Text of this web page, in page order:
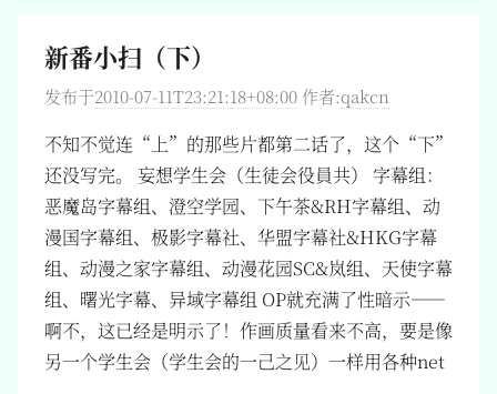
新番小扫（下）
发布于2010-07-11T23:21:18+08:00 作者:qakcn
不知不觉连“上”的那些片都第二话了，这个“下”
还没写完。 妄想学生会（生徒会役員共） 字幕组：
恶魔岛字幕组、澄空学园、下午茶&RH字幕组、动
漫国字幕组、极影字幕社、华盟字幕社&HKG字幕
组、动漫之家字幕组、动漫花园SC&岚组、天使字幕
组、曙光字幕、异域字幕组 OP就充满了性暗示——
啊不，这已经是明示了！作画质量看来不高，要是像
另一个学生会（学生会的一己之见）一样用各种net